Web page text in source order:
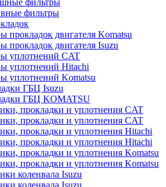
фильтры
фильтры
прокладок двигателя Komatsu
прокладок двигателя Isuzu
уплотнений CAT
уплотнений Hitachi
уплотнений Komatsu
ГБЦ Isuzu
ГБЦ KOMATSU
прокладки и уплотнения CAT
прокладки и уплотнения CAT
прокладки и уплотнения Hitachi
прокладки и уплотнения Hitachi
прокладки и уплотнения Komatsu
прокладки и уплотнения Komatsu
коленвала Isuzu
коленвала Isuzu